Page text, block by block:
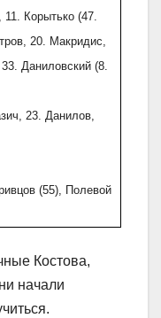
Корытько (47.
20. Макридис,
Даниловский (8.
23. Данилов,
(55), Полевой
Костова,
начали